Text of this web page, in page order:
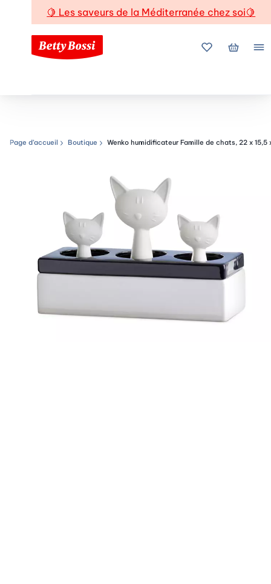
🍋 Les saveurs de la Méditerranée chez soi🍋
Mes favoris
Mon
Chemin de navigation
Page d’accueil Boutique Wenko humidificateur Famille de chats, 22 x 15,5